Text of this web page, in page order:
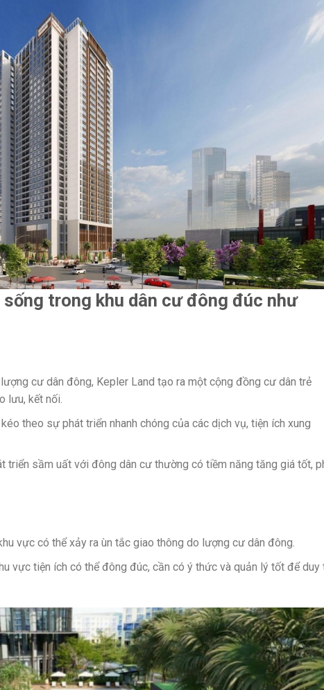
trong khu dân cư đông đúc như
cư dân đông, Kepler Land tạo ra một cộng đồng cư dân trẻ
lưu, kết nối.
theo sự phát triển nhanh chóng của các dịch vụ, tiện ích xung
triển sầm uất với đông dân cư thường có tiềm năng tăng giá tốt,
vực có thể xảy ra ùn tắc giao thông do lượng cư dân đông.
vực tiện ích có thể đông đúc, cần có ý thức và quản lý tốt để duy